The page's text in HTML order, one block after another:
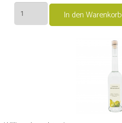
Tresterbrandim
Eichenholzfass
In den Warenkorb